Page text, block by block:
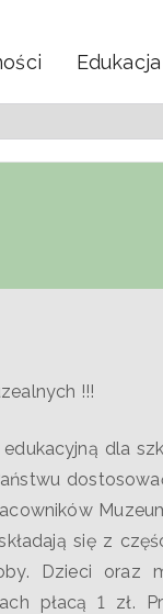
Edukacja
!!!
dla
się z
Dzieci oraz
płacą 1 zł.